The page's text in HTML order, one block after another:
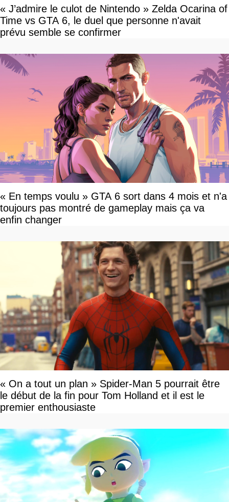
« J’admire le culot de Nintendo » Zelda Ocarina of
Time vs GTA 6, le duel que personne n'avait
prévu semble se confirmer
« En temps voulu » GTA 6 sort dans 4 mois et n'a
toujours pas montré de gameplay mais ça va
enfin changer
« On a tout un plan » Spider-Man 5 pourrait être
le début de la fin pour Tom Holland et il est le
premier enthousiaste